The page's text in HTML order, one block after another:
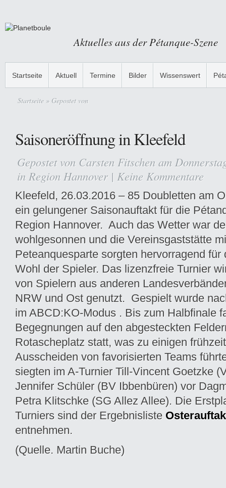
Aktuelles aus der Pétanque-Szene
Startseite Aktuell Termine Bilder Wissenswert
Startseite » Gepostet von
Saisoneröffnung in Kleefeld
Gepostet von Carsten Fitschen am
in Region Hannover | Keine Kommentare
Kleefeld, 26.03.2016 – 85 Doubletten am
ein gelungener Saisonauftakt für die
Region Hannover. Auch das Wetter war
wohlgesonnen und die Vereinsgaststätte
Peteanquesparte sorgten hervorragend für
Wohl der Spieler. Das lizenzfreie Turnier
von Spielern aus anderen
NRW und Ost genutzt. Gespielt wurde
im ABCD:KO-Modus . Bis zum Halbfinale
Begegnungen auf den abgesteckten
Rotascheplatz statt, was zu einigen
Ausscheiden von favorisierten Teams
siegten im A-Turnier Till-Vincent Goetzke
Jennifer Schüler (BV Ibbenbüren) vor
Petra Klitschke (SG Allez Allee). Die
Turniers sind der Ergebnisliste
entnehmen.
(Quelle. Martin Buche)